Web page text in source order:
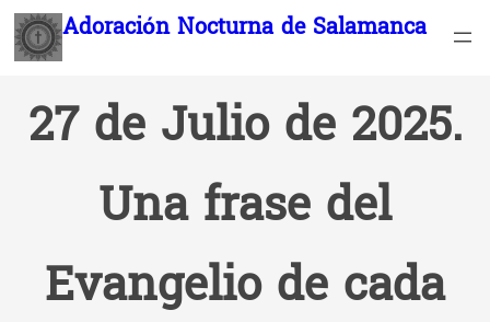
Saltar Adoración Nocturna de Salamanca
27 de Julio de 2025.
Una frase del
Evangelio de cada